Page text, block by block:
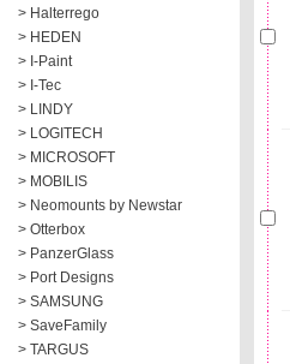
> Halterrego
> HEDEN
> I-Paint
> I-Tec
> LINDY
> LOGITECH
> MICROSOFT
> MOBILIS
> Neomounts by Newstar
> Otterbox
> PanzerGlass
> Port Designs
> SAMSUNG
> SaveFamily
> TARGUS